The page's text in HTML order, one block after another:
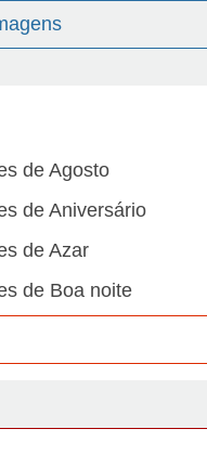
de Agosto
de Aniversário
de Azar
de Boa noite
de Caráter
de Dezembro